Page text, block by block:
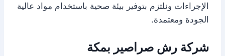
الإجراءات ونلتزم بتوفير بيئة صحية باستخدام مواد عالية
الجودة ومعتمدة.
شركة رش صراصير بمكة